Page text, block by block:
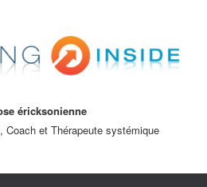
éricksonienne
Coach et Thérapeute systémique